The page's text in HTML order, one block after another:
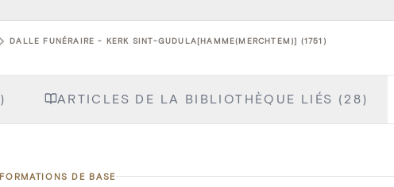
DALLE FUNÉRAIRE - KERK SINT-GUDULA[HAMME(MERCHTEM)] (1751)
ARTICLES DE LA BIBLIOTHÈQUE LIÉS (28)
DE BASE